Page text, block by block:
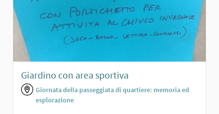
Giardino con area sportiva
Giornata della passeggiata di quartiere: memoria ed
esplorazione